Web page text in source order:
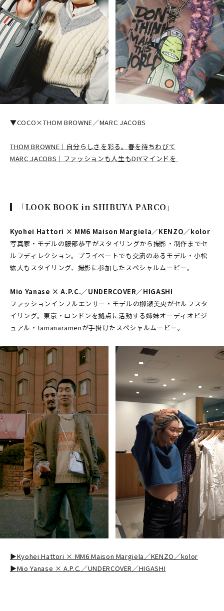
▼COCO×THOM BROWNE／MARC JACOBS
THOM BROWNE｜自分らしさを彩る。春を待ちわびて
MARC JACOBS｜ファッションも人生もDIYマインドを
「LOOK BOOK in SHIBUYA PARCO」
Kyohei Hattori × MM6 Maison Margiela／KENZO／kolor
写真家・モデルの服部恭平がスタイリングから撮影・制作までセ
ルフディレクション。プライベートでも交流のあるモデル・小松
紘大もスタイリング、撮影に参加したスペシャルムービー。
Mio Yanase × A.P.C.／UNDERCOVER／HIGASHI
ファッションインフルエンサー・モデルの柳瀬美央がセルフスタ
イリング。東京・ロンドンを拠点に活動する姉妹オーディオビジ
ュアル・tamanaramenが手掛けたスペシャルムービー。
▶︎Kyohei Hattori × MM6 Maison Margiela／KENZO／kolor
▶︎Mio Yanase × A.P.C.／UNDERCOVER／HIGASHI